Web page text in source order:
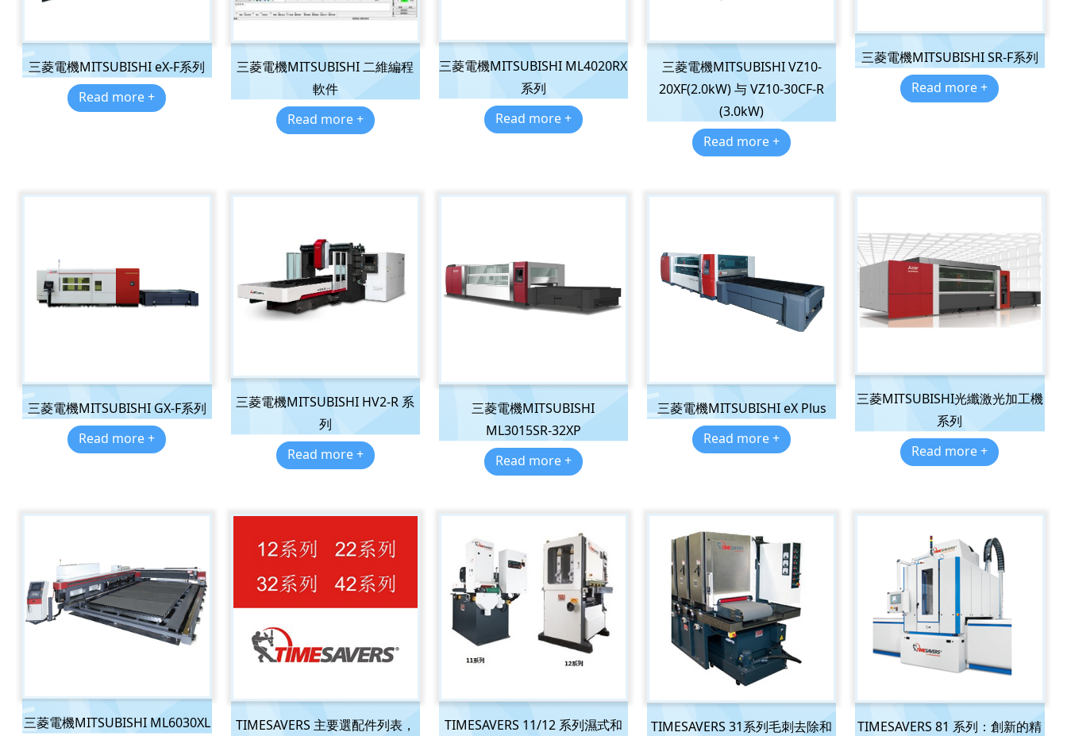
三菱電機MITSUBISHI eX-F系列
Read more +
三菱電機MITSUBISHI 二維編程
軟件
Read more +
三菱電機MITSUBISHI ML4020RX
系列
Read more +
三菱電機MITSUBISHI VZ10-
20XF(2.0kW) 与 VZ10-30CF-R
(3.0kW)
Read more +
三菱電機MITSUBISHI SR-F系列
Read more +
三菱電機MITSUBISHI GX-F系列
Read more +
三菱電機MITSUBISHI HV2-R 系
列
Read more +
三菱電機MITSUBISHI
ML3015SR-32XP
Read more +
三菱電機MITSUBISHI eX Plus
Read more +
三菱MITSUBISHI光纖激光加工機
系列
Read more +
三菱電機MITSUBISHI ML6030XL
TIMESAVERS 主要選配件列表，
TIMESAVERS 11/12 系列濕式和
TIMESAVERS 31系列毛刺去除和
TIMESAVERS 81 系列：創新的精